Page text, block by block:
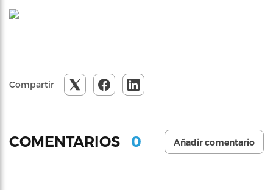
Compartir
COMENTARIOS 0 Añadir comentario